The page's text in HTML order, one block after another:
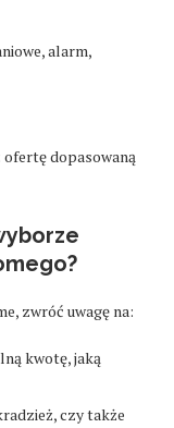
alarm,
dopasowaną
zwróć uwagę na:
kwotę, jaką
czy także